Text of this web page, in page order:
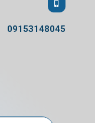
09153148045